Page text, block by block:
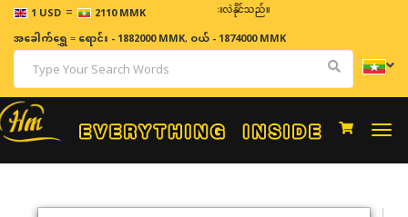
1 USD = 2110 MMK
ဈေးနှုန်းများသည် အချိန်နှင့် အမျှပြောင်းလဲနိုင်သည်။
အခေါက်ရွှေ=ရောင်း - 1882000 MMK, ဝယ် - 1874000 MMK